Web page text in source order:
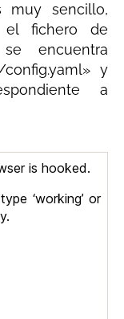
muy sencillo,
el fichero de
encuentra
config.yaml» y
a
is hooked.
‘working’ or